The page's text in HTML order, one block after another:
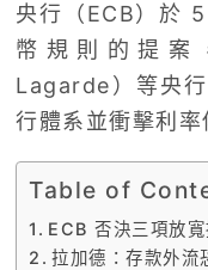
央行（ECB）於
幣規則的提案
Lagarde）等央
行體系並衝擊利率
Table of
ECB 否決三項放
拉加德：存款外流